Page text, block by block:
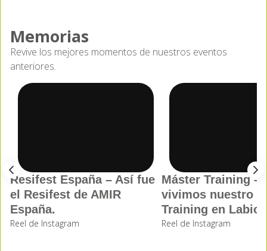
Memorias
Revive los mejores momentos de nuestros eventos
anteriores.
Resifest España – Así fue
el Resifest de AMIR
España.
Reel de Instagram
Máster Training –
vivimos nuestro
Training en
Reel de Instagram